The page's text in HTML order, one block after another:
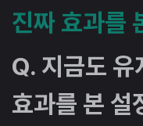
진짜 효과를
Q. 지금도 유
효과를 본 설